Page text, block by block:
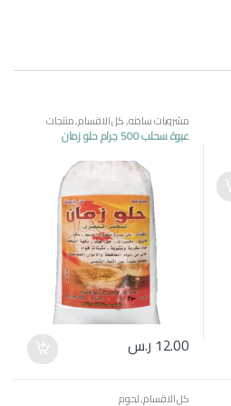
مشروبات ساخنه,كل الاقسام,منتجات
مصرية
عبوة سحلب 500 جرام حلو زمان
12.00 ر.س
كل الاقسام,لحوم